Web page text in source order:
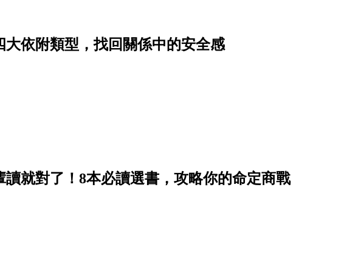
依附類型，找回關係中的安全感
就對了！8本必讀選書，攻略你的命定商戰